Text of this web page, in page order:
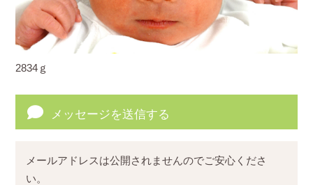
2834ｇ
メッセージを送信する
メールアドレスは公開されませんのでご安心くださ
い。